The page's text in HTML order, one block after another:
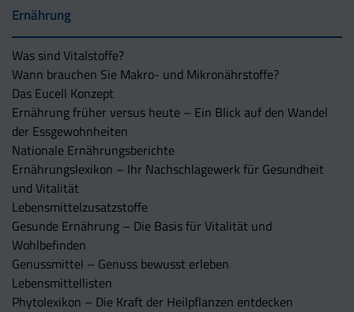
Ernährung
Was sind Vitalstoffe?
Wann brauchen Sie Makro- und Mikronährstoffe?
Das Eucell Konzept
Ernährung früher versus heute – Ein Blick auf den Wandel
der Essgewohnheiten
Nationale Ernährungsberichte
Ernährungslexikon – Ihr Nachschlagewerk für Gesundheit
und Vitalität
Lebensmittelzusatzstoffe
Gesunde Ernährung – Die Basis für Vitalität und
Wohlbefinden
Genussmittel – Genuss bewusst erleben
Lebensmittellisten
Phytolexikon – Die Kraft der Heilpflanzen entdecken